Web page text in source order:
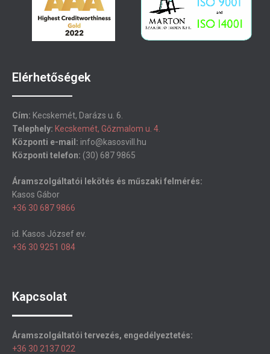
Elérhetőségek
Cím: Kecskemét, Darázs u. 6.
Telephely: Kecskemét, Gőzmalom u. 4.
Központi e-mail: info@kasosvill.hu
Központi telefon: (30) 687 9865
Áramszolgáltatói lekötés és műszaki felmérés:
Kasos Gábor
+36 30 687 9866
id. Kasos József ev.
+36 30 9251 084
Kapcsolat
Áramszolgáltatói tervezés, engedélyeztetés:
+36 30 2137 022